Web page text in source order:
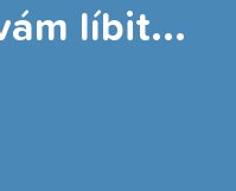
líbit...